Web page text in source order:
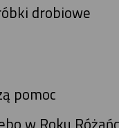
drobiowe
pomoc